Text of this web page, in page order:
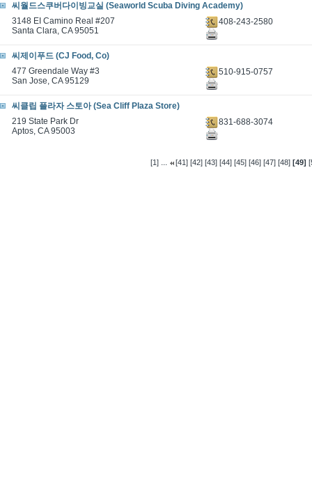
씨월드스쿠버다이빙교실 (Seaworld Scuba Diving Academy)
3148 EI Camino Real #207
Santa Clara, CA 95051
408-243-2580
씨제이푸드 (CJ Food, Co)
477 Greendale Way #3
San Jose, CA 95129
510-915-0757
씨클립 플라자 스토아 (Sea Cliff Plaza Store)
219 State Park Dr
Aptos, CA 95003
831-688-3074
[1] ... [41] [42] [43] [44] [45] [46] [47] [48] [49]